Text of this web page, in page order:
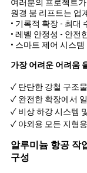
인
용
을
요
청
하
십
여러분의 프로젝트
원경 붐 리프트는 업
• 기록적 확장 - 최대
• 레벨 안정성 - 안전
• 스마트 제어 시스
가장 어려운 어려움
✓ 탄탄한 강철 구조
✓ 완전한 확장에서
✓ 비상 하강 시스템
✓ 야외용 모든 지형
알루미늄 항공 작
구성